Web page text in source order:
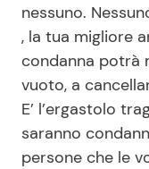
nessuno.
, la tua migliore
condanna potrà
vuoto, a
E’ l’ergastolo
saranno
persone che le